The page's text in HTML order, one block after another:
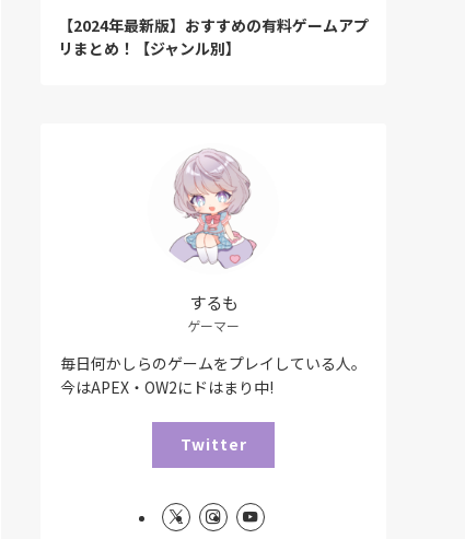
【2024年最新版】おすすめの有料ゲームアプ
リまとめ！【ジャンル別】
するも
ゲーマー
毎日何かしらのゲームをプレイしている人。
今はAPEX・OW2にドはまり中!
Twitter